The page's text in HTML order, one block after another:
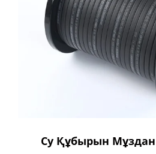
Су Құбырын